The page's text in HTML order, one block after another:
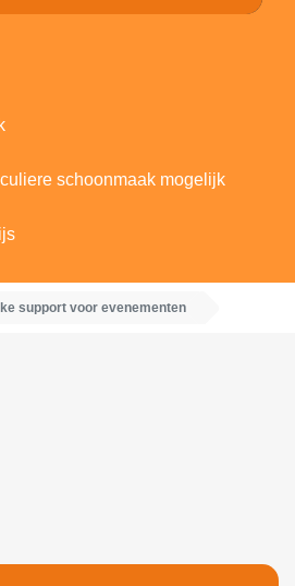
schoonmaak mogelijk
support voor evenementen